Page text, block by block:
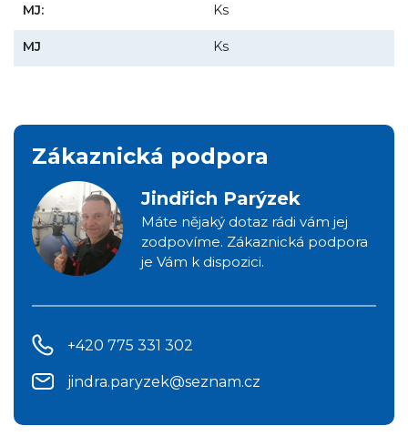
MJ: Ks
MJ Ks
Zákaznická podpora
Jindřich Parýzek
Máte nějaký dotaz rádi vám jej
zodpovíme. Zákaznická podpora
je Vám k dispozici.
+420 775 331 302
jindra.paryzek@seznam.cz